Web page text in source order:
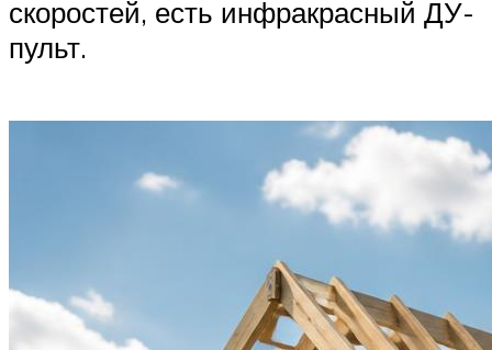
скоростей, есть инфракрасный ДУ-
пульт.